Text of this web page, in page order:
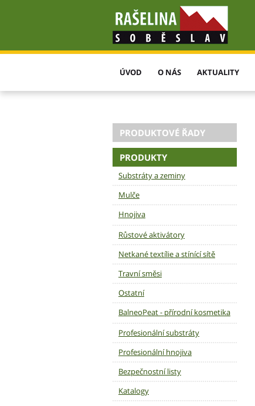
ÚVOD O NÁS AKTUALITY
PRODUKTOVÉ ŘADY
PRODUKTY
Substráty a zeminy
Mulče
Hnojiva
Růstové aktivátory
Netkané textílie a stínící sítě
Travní směsi
Ostatní
BalneoPeat - přírodní kosmetika
Profesionální substráty
Profesionální hnojiva
Bezpečnostní listy
Katalogy